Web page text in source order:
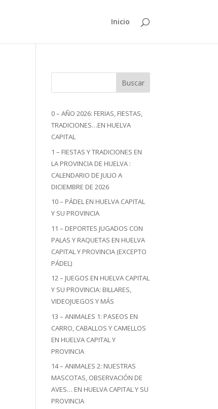
Inicio
Buscar
0 – AÑO 2026: FERIAS, FIESTAS,
TRADICIONES…EN HUELVA
CAPITAL
1 – FIESTAS Y TRADICIONES EN
LA PROVINCIA DE HUELVA :
CALENDARIO DE JULIO A
DICIEMBRE DE 2026
10 – PÁDEL EN HUELVA CAPITAL
Y SU PROVINCIA
11 – DEPORTES JUGADOS CON
PALAS Y RAQUETAS EN HUELVA
CAPITAL Y PROVINCIA (EXCEPTO
PÁDEL)
12 – JUEGOS EN HUELVA CAPITAL
Y SU PROVINCIA: BILLARES,
VIDEOJUEGOS Y MÁS
13 – ANIMALES 1: PASEOS EN
CARRO, CABALLOS Y CAMELLOS
EN HUELVA CAPITAL Y
PROVINCIA
14 – ANIMALES 2: NUESTRAS
MASCOTAS, OBSERVACIÓN DE
AVES… EN HUELVA CAPITAL Y SU
PROVINCIA